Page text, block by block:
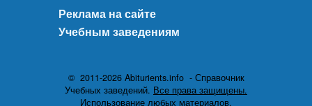
Реклама на сайте
Учебным заведениям
© 2011-2026 Abiturients.info - Справочник
Учебных заведений. Все права защищены.
Использование любых материалов,